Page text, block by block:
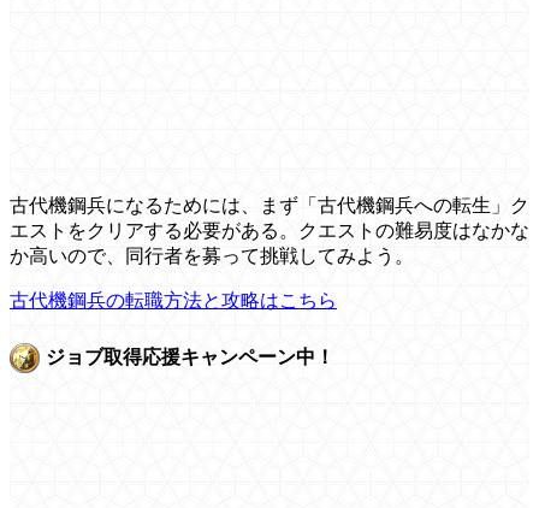
古代機鋼兵になるためには、まず「古代機鋼兵への転生」ク
エストをクリアする必要がある。クエストの難易度はなかな
か高いので、同行者を募って挑戦してみよう。
古代機鋼兵の転職方法と攻略はこちら
ジョブ取得応援キャンペーン中！